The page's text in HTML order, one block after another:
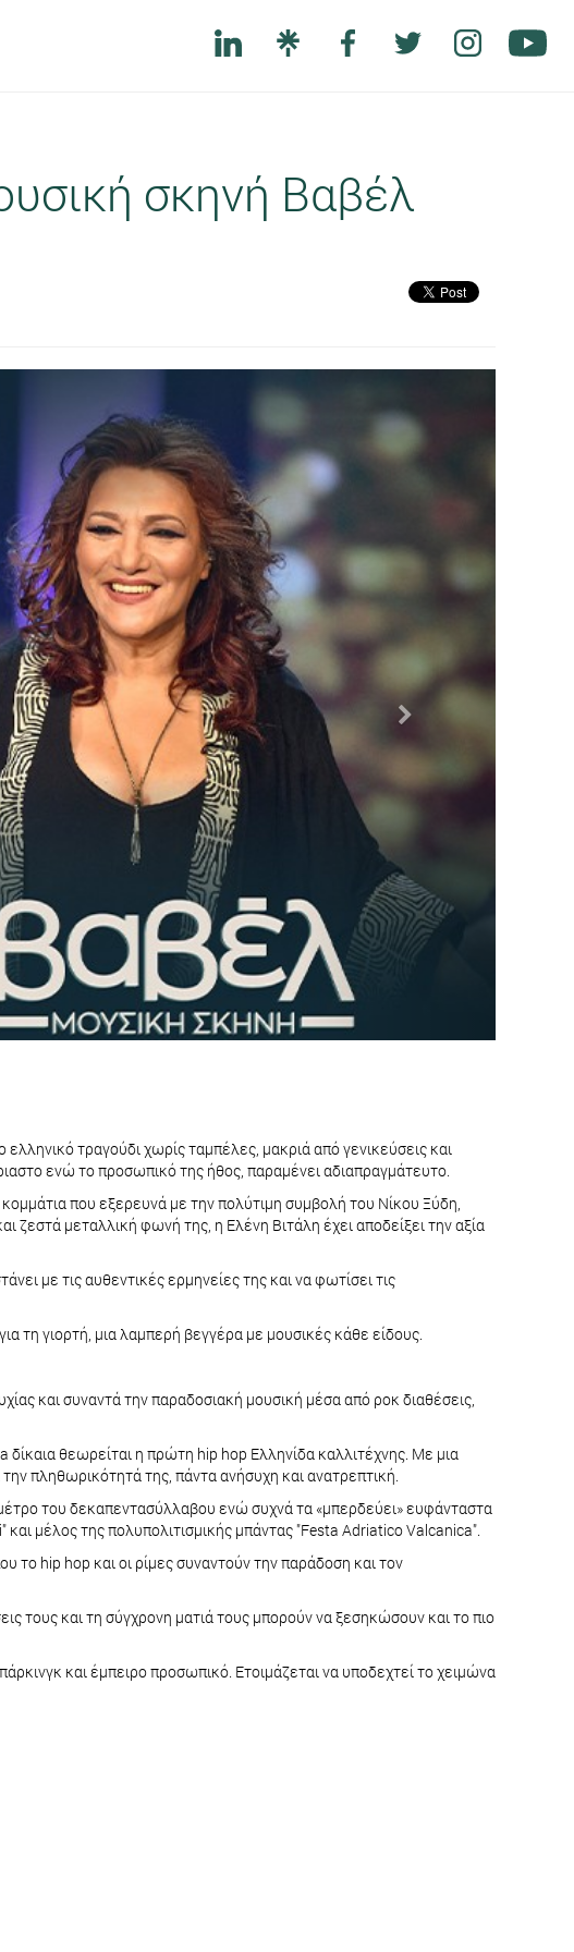
σκηνή Βαβέλ
τραγούδι χωρίς ταμπέλες, μακριά από γενικεύσεις και
ενώ το προσωπικό της ήθος, παραμένει αδιαπραγμάτευτο.
που εξερευνά με την πολύτιμη συμβολή του Νίκου Ξύδη,
ζεστά μεταλλική φωνή της, η Ελένη Βιτάλη έχει αποδείξει την αξία
με τις αυθεντικές ερμηνείες της και να φωτίσει τις
τη γιορτή, μια λαμπερή βεγγέρα με μουσικές κάθε είδους.
και συναντά την παραδοσιακή μουσική μέσα από ροκ διαθέσεις,
θεωρείται η πρώτη hip hop Ελληνίδα καλλιτέχνης. Με μια
πληθωρικότητά της, πάντα ανήσυχη και ανατρεπτική.
του δεκαπεντασύλλαβου ενώ συχνά τα «μπερδεύει» ευφάνταστα
μέλος της πολυπολιτισμικής μπάντας "Festa Adriatico Valcanica".
το hip hop και οι ρίμες συναντούν την παράδοση και τον
τους και τη σύγχρονη ματιά τους μπορούν να ξεσηκώσουν και το πιο
και έμπειρο προσωπικό. Ετοιμάζεται να υποδεχτεί το χειμώνα